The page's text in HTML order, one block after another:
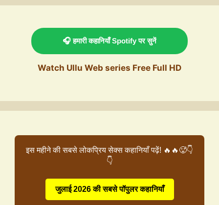
🎧 हमारी कहानियाँ Spotify पर सुनें
Watch Ullu Web series Free Full HD
इस महीने की सबसे लोकप्रिय सेक्स कहानियाँ पढ़ें! 🔥🔥🥵👇
👇
जुलाई 2026 की सबसे पॉपुलर कहानियाँ